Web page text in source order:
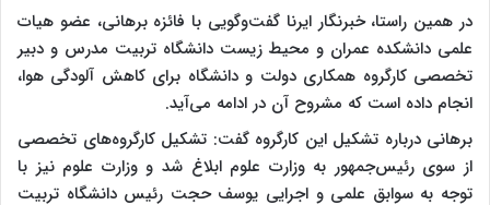
در همین راستا، خبرنگار ایرنا گفت‌وگویی با فائزه برهانی، عضو هیات
علمی دانشکده عمران و محیط زیست دانشگاه تربیت مدرس و دبیر
تخصصی کارگروه همکاری دولت و دانشگاه برای کاهش آلودگی هوا،
انجام داده است که مشروح آن در ادامه می‌آید.
برهانی درباره تشکیل این کارگروه گفت: تشکیل کارگروه‌های تخصصی
از سوی رئیس‌جمهور به وزارت علوم ابلاغ شد و وزارت علوم نیز با
توجه به سوابق علمی و اجرایی یوسف حجت رئیس دانشگاه تربیت